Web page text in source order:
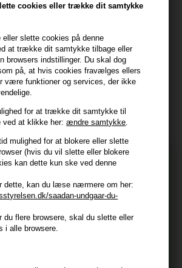
cookies eller trække dit samtykke
eller slette cookies på denne
at trække dit samtykke tilbage eller
browsers indstillinger. Du skal dog
på, at hvis cookies fravælges ellers
være funktioner og services, der ikke
for at trække dit samtykke til
ved at klikke her:ændre samtykke
mulighed for at blokere eller slette
(hvis du vil slette eller blokere
kan dette kun ske ved denne
dette, kan du læse nærmere om her:
saadan-undgaar-du-
du flere browsere, skal du slette eller
i alle browsere.
9-14)
mm
- du kan altid afmelde det igen.
TILMELD
og betingelser.